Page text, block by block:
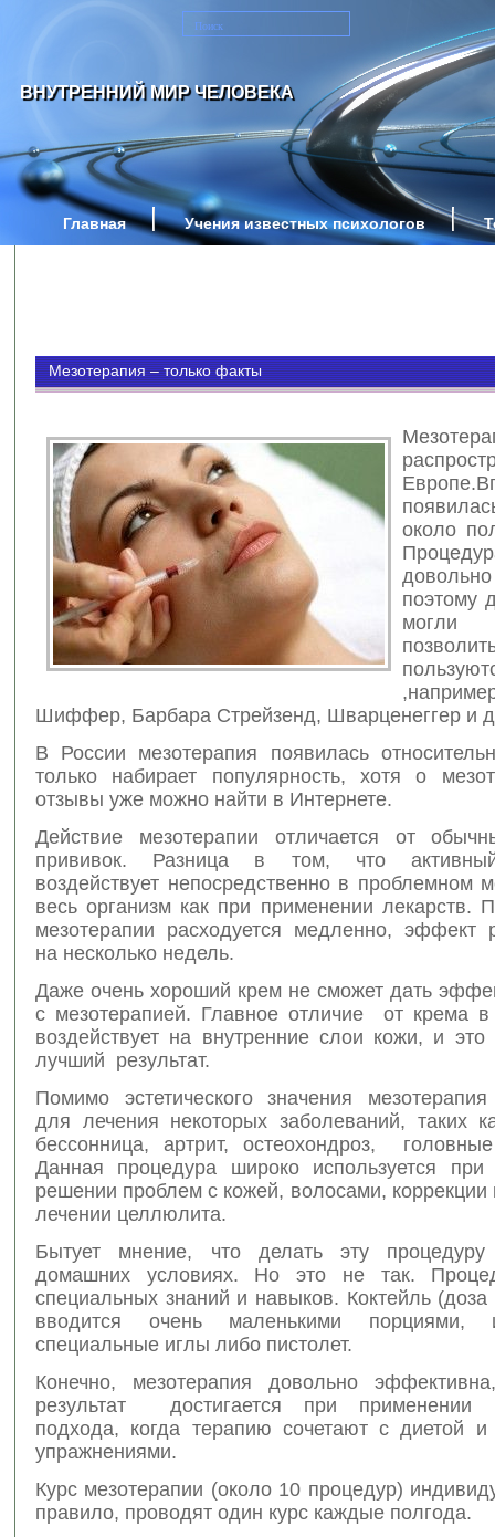
ВНУТРЕННИЙ МИР ЧЕЛОВЕКА
Главная Учения известных психологов
Мезотерапия – только факты
около
поэтому
могли
Шиффер, Барбара Стрейзенд, Шварценеггер и
В России мезотерапия появилась
только набирает популярность, хотя о
отзывы уже можно найти в Интернете.
Действие мезотерапии отличается от
прививок. Разница в том, что
воздействует непосредственно в проблемном
весь организм как при применении лекарств.
мезотерапии расходуется медленно, эффект
на несколько недель.
Даже очень хороший крем не сможет дать
с мезотерапией. Главное отличие от крема
воздействует на внутренние слои кожи, и это
лучший результат.
Помимо эстетического значения
для лечения некоторых заболеваний, таких
бессонница, артрит, остеохондроз,
Данная процедура широко используется при
решении проблем с кожей, волосами, коррекции
лечении целлюлита.
Бытует мнение, что делать эту
домашних условиях. Но это не так.
специальных знаний и навыков. Коктейль (доза
вводится очень маленькими порциями,
специальные иглы либо пистолет.
Конечно, мезотерапия довольно
результат достигается при применении
подхода, когда терапию сочетают с диетой и
упражнениями.
Курс мезотерапии (около 10 процедур)
правило, проводят один курс каждые полгода.